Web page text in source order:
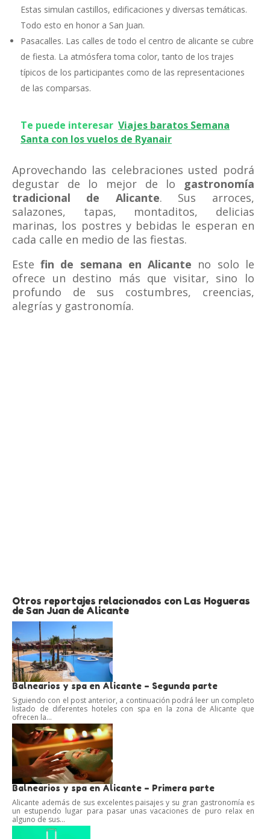
Estas simulan castillos, edificaciones y diversas temáticas.
Todo esto en honor a San Juan.
Pasacalles. Las calles de todo el centro de alicante se cubre
de fiesta. La atmósfera toma color, tanto de los trajes
típicos de los participantes como de las representaciones
de las comparsas.
Te puede interesar Viajes baratos Semana
Santa con los vuelos de Ryanair
Aprovechando las celebraciones usted podrá
degustar de lo mejor de lo gastronomía
tradicional de Alicante. Sus arroces,
salazones, tapas, montaditos, delicias
marinas, los postres y bebidas le esperan en
cada calle en medio de las fiestas.
Estefin de semana en Alicante no solo le
ofrece un destino más que visitar, sino lo
profundo de sus costumbres, creencias,
alegrías y gastronomía.
Otros reportajes relacionados con Las Hogueras
de San Juan de Alicante
Balnearios y spa en Alicante – Segunda parte
Siguiendo con el post anterior, a continuación podrá leer un completo
listado de diferentes hoteles con spa en la zona de Alicante que
ofrecen la...
Balnearios y spa en Alicante – Primera parte
Alicante además de sus excelentes paisajes y su gran gastronomía es
un estupendo lugar para pasar unas vacaciones de puro relax en
alguno de sus...